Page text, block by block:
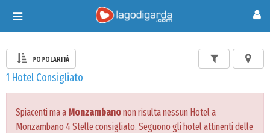
Toggle
navigation
POPOLARITÀ
1 Hotel Consigliato
Spiacenti ma a Monzambanonon risulta nessun Hotel a
Monzambano 4 Stelle consigliato. Seguono gli hotel attinenti delle